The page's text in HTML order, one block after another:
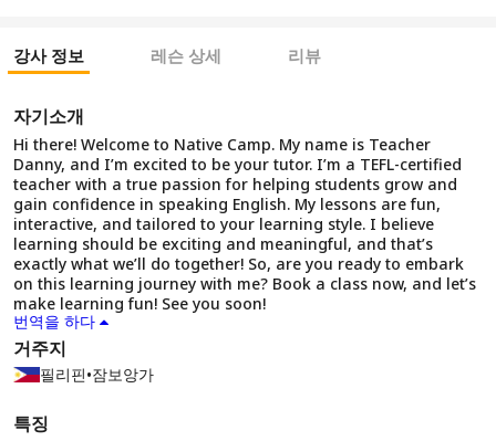
강사 정보 레슨 상세 리뷰
자기소개
Hi there! Welcome to Native Camp. My name is Teacher
Danny, and I’m excited to be your tutor. I’m a TEFL-certified
teacher with a true passion for helping students grow and
gain confidence in speaking English. My lessons are fun,
interactive, and tailored to your learning style. I believe
learning should be exciting and meaningful, and that’s
exactly what we’ll do together! So, are you ready to embark
on this learning journey with me? Book a class now, and let’s
make learning fun! See you soon!
번역을 하다
거주지
필리핀•잠보앙가
특징